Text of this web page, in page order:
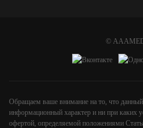
©
Обращаем ваше внимание на то, что данный
информационный характер и ни при каких
офертой, определяемой положениями